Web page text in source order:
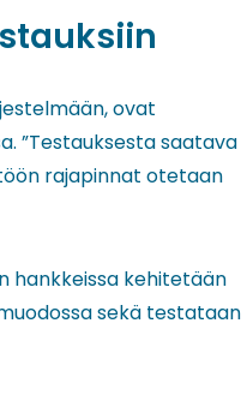
ovat
”Testauksesta saatava
rajapinnat otetaan
hankkeissa kehitetään
sekä testataan